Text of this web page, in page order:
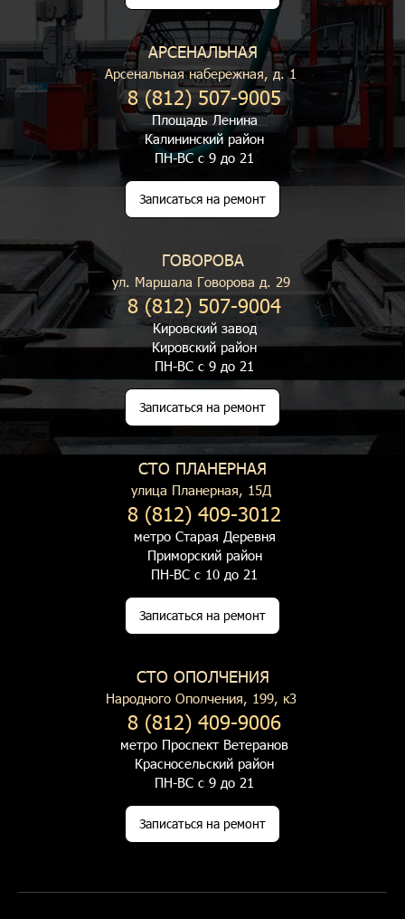
АРСЕНАЛЬНАЯ
Арсенальная набережная, д. 1
8 (812) 507-9005
Площадь Ленина
Калининский район
ПН-ВС с 9 до 21
Записаться на ремонт
ГОВОРОВА
ул. Маршала Говорова д. 29
8 (812) 507-9004
Кировский завод
Кировский район
ПН-ВС с 9 до 21
Записаться на ремонт
СТО ПЛАНЕРНАЯ
улица Планерная, 15Д
8 (812) 409-3012
метро Старая Деревня
Приморский район
ПН-ВС с 10 до 21
Записаться на ремонт
СТО ОПОЛЧЕНИЯ
Народного Ополчения, 199, к3
8 (812) 409-9006
метро Проспект Ветеранов
Красносельский район
ПН-ВС с 9 до 21
Записаться на ремонт